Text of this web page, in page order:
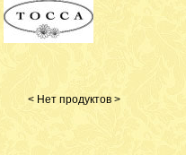
< Нет продуктов >